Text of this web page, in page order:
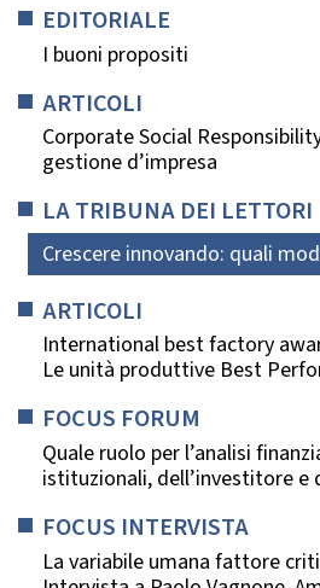
EDITORIALE
I buoni propositi
ARTICOLI
Corporate Social
gestione d’impresa
LA TRIBUNA DEI LETTORI
Crescere innovando: quali
ARTICOLI
International best factory
Le unità produttive Best
FOCUS FORUM
Quale ruolo per l’analisi
istituzionali, dell’investitore e
FOCUS INTERVISTA
La variabile umana fattore